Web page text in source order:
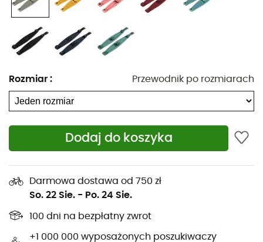
Rozmiar : Przewodnik po rozmiarach
Dodaj do koszyka
Darmowa dostawa od 750 zł
So. 22 Sie. - Po. 24 Sie.
100 dni na bezpłatny zwrot
+1 000 000 wyposażonych poszukiwaczy
Fjällräven, wybierzpoduszki na ramiączka
Kanken Shoulder Pads. Ten '' łatwo przymocujesz za
pomocą zatrzasków i klipsa, aby pozostał na miejscu
przez cały dzień. To niezbędny dodatek do ochrony
pleców!
Materiały: 65 % poliester - 35 % bawełna
Pasuje do ramiączek Kånken o szerokości 25 mm